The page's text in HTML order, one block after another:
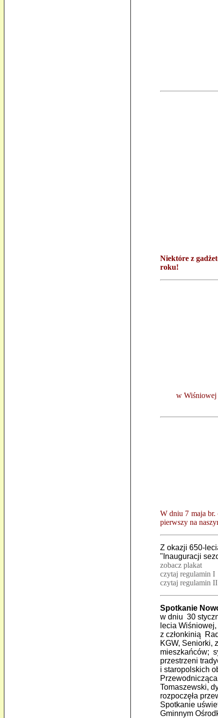
Niektóre z
roku!
w
W dniu 7 maja
pierwszy na
Z okazji 650-
"Inauguracji
zobacz plakat
czytaj regulamin I
czytaj regulamin II
Spotkanie
w dniu 30
lecia Wiśniowej,
z członkinią
KGW, Seniorki,
mieszkańców;
przestrzeni
i staropolskich
Tomaszewski,
rozpoczęła
Spotkanie
Gminnym